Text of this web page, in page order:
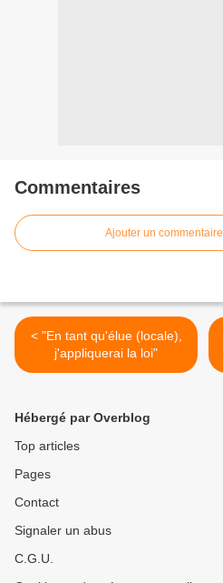
Commentaires
Ajouter un commentaire
< "En tant qu'élue (locale),
j'appliquerai la loi"
Hébergé par Overblog
Top articles
Pages
Contact
Signaler un abus
C.G.U.